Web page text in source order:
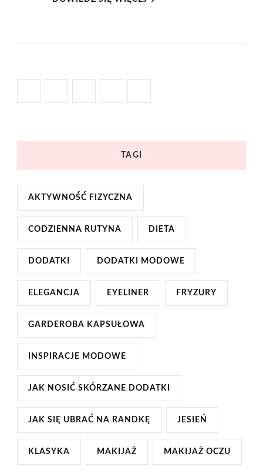
TAGI
AKTYWNOŚĆ FIZYCZNA
CODZIENNA RUTYNA DIETA
DODATKI DODATKI MODOWE
ELEGANCJA EYELINER FRYZURY
GARDEROBA KAPSUŁOWA
INSPIRACJE MODOWE
JAK NOSIĆ SKÓRZANE DODATKI
JAK SIĘ UBRAĆ NA RANDKĘ JESIEŃ
KLASYKA MAKIJAŻ MAKIJAŻ OCZU